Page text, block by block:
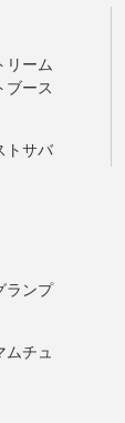
リーム
ブース
トサバ
ランプ
チュ